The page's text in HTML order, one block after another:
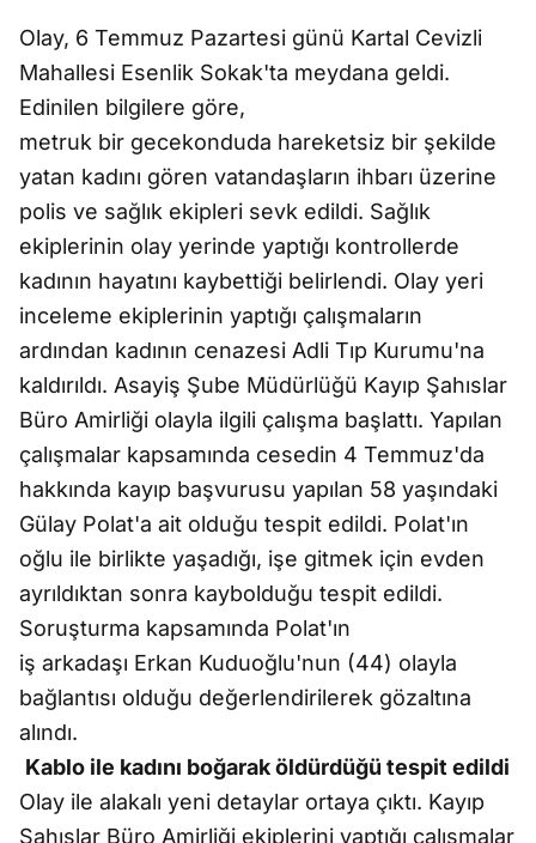
Olay, 6 Temmuz Pazartesi günü Kartal Cevizli
Mahallesi Esenlik Sokak'ta meydana geldi.
Edinilen bilgilere göre,
metruk bir gecekonduda hareketsiz bir şekilde
yatan kadını gören vatandaşların ihbarı üzerine
polis ve sağlık ekipleri sevk edildi. Sağlık
ekiplerinin olay yerinde yaptığı kontrollerde
kadının hayatını kaybettiği belirlendi. Olay yeri
inceleme ekiplerinin yaptığı çalışmaların
ardından kadının cenazesi Adli Tıp Kurumu'na
kaldırıldı. Asayiş Şube Müdürlüğü Kayıp Şahıslar
Büro Amirliği olayla ilgili çalışma başlattı. Yapılan
çalışmalar kapsamında cesedin 4 Temmuz'da
hakkında kayıp başvurusu yapılan 58 yaşındaki
Gülay Polat'a ait olduğu tespit edildi. Polat'ın
oğlu ile birlikte yaşadığı, işe gitmek için evden
ayrıldıktan sonra kaybolduğu tespit edildi.
Soruşturma kapsamında Polat'ın
iş arkadaşı Erkan Kuduoğlu'nun (44) olayla
bağlantısı olduğu değerlendirilerek gözaltına
alındı.
Kablo ile kadını boğarak öldürdüğü tespit edildi
Olay ile alakalı yeni detaylar ortaya çıktı. Kayıp
Şahıslar Büro Amirliği ekiplerini yaptığı çalışmalar